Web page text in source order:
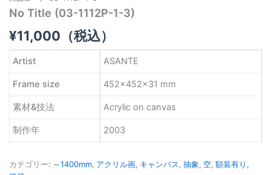
No Title (03-1112P-1-3)
¥11,000 （税込）
Artist ASANTE
Frame size 452×452×31 mm
素材&技法 Acrylic on canvas
制作年 2003
カテゴリー: ～1400mm, アクリル画, キャンバス, 抽象, 空, 額装有り ,